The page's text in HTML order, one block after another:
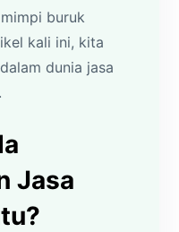
buruk
kali ini, kita
dunia jasa
Jasa